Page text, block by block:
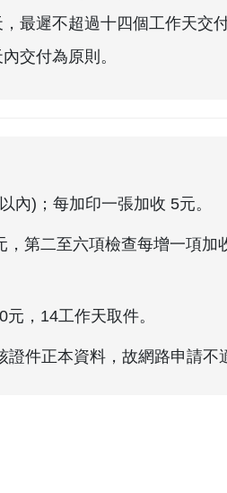
最遲不超過十四個工作天交
交付為原則。
內)；每加印一張加收 5元。
，第二至六項檢查每增一項
，14工作天取件。
件正本資料，故網路申請不